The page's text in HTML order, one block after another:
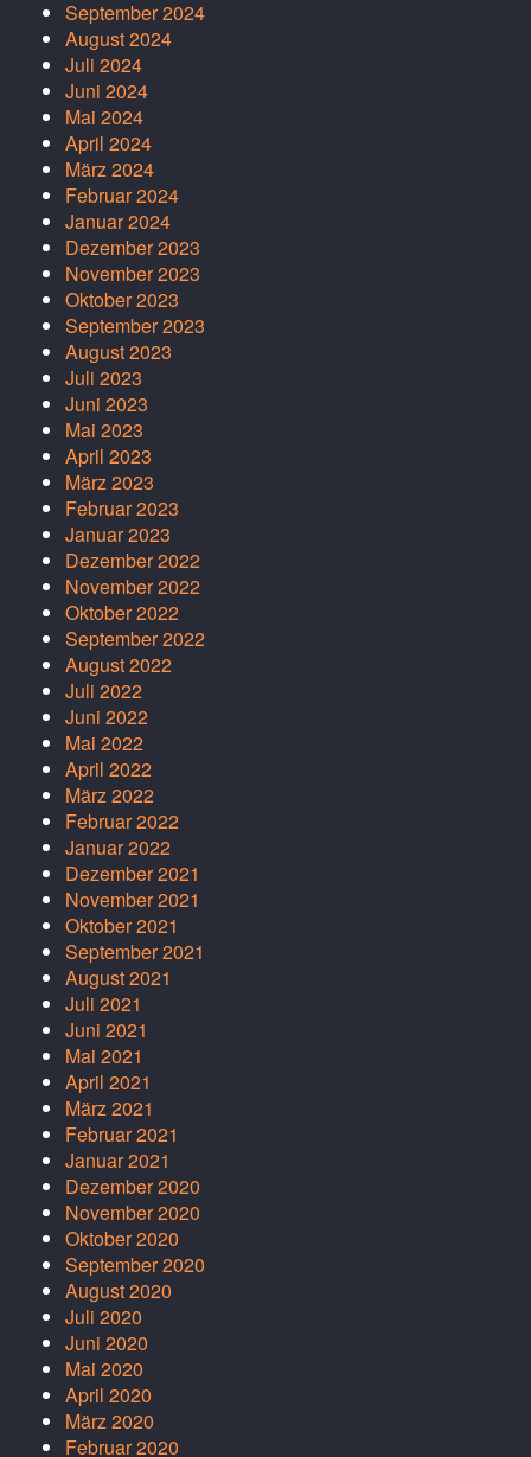
September 2024
August 2024
Juli 2024
Juni 2024
Mai 2024
April 2024
März 2024
Februar 2024
Januar 2024
Dezember 2023
November 2023
Oktober 2023
September 2023
August 2023
Juli 2023
Juni 2023
Mai 2023
April 2023
März 2023
Februar 2023
Januar 2023
Dezember 2022
November 2022
Oktober 2022
September 2022
August 2022
Juli 2022
Juni 2022
Mai 2022
April 2022
März 2022
Februar 2022
Januar 2022
Dezember 2021
November 2021
Oktober 2021
September 2021
August 2021
Juli 2021
Juni 2021
Mai 2021
April 2021
März 2021
Februar 2021
Januar 2021
Dezember 2020
November 2020
Oktober 2020
September 2020
August 2020
Juli 2020
Juni 2020
Mai 2020
April 2020
März 2020
Februar 2020